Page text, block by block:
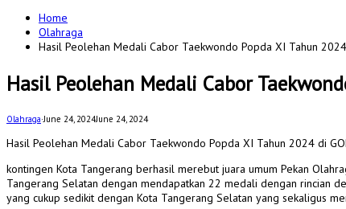
Home
Olahraga
Hasil Peolehan Medali Cabor Taekwondo Popda XI Tahun 2024
Hasil Peolehan Medali Cabor
Olahraga·June 24, 2024June 24, 2024
Hasil Peolehan Medali Cabor Taekwondo Popda XI Tahun 2024 di
kontingen Kota Tangerang berhasil merebut juara umum Pekan
Tangerang Selatan dengan mendapatkan 22 medali dengan rincian
yang cukup sedikit dengan Kota Tangerang Selatan yang sekaligus